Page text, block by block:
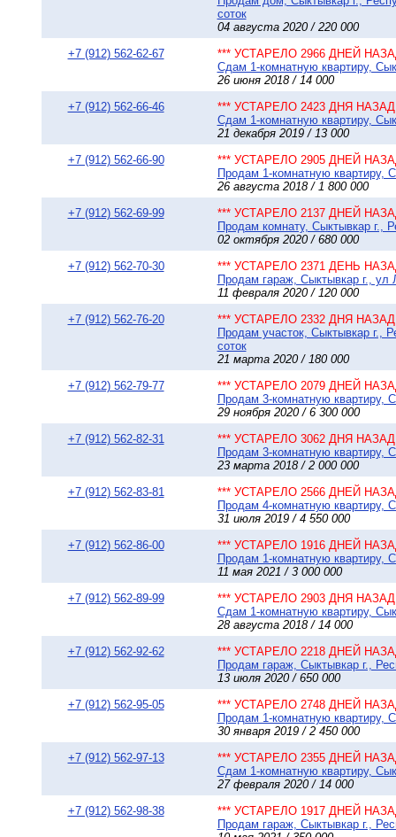
соток
04 августа 2020 / 220 000
+7 (912) 562-62-67
*** УСТАРЕЛО 2966 ДНЕЙ
Сдам 1-комнатную квартиру,
26 июня 2018 / 14 000
+7 (912) 562-66-46
*** УСТАРЕЛО 2423 ДНЯ НАЗАД
Сдам 1-комнатную квартиру,
21 декабря 2019 / 13 000
+7 (912) 562-66-90
*** УСТАРЕЛО 2905 ДНЕЙ
Продам 1-комнатную квартиру,
26 августа 2018 / 1 800 000
+7 (912) 562-69-99
*** УСТАРЕЛО 2137 ДНЕЙ
Продам комнату, Сыктывкар г.,
02 октября 2020 / 680 000
+7 (912) 562-70-30
*** УСТАРЕЛО 2371 ДЕНЬ
Продам гараж, Сыктывкар г., ул
11 февраля 2020 / 120 000
+7 (912) 562-76-20
*** УСТАРЕЛО 2332 ДНЯ НАЗАД
Продам участок, Сыктывкар г.,
соток
21 марта 2020 / 180 000
+7 (912) 562-79-77
*** УСТАРЕЛО 2079 ДНЕЙ
Продам 3-комнатную квартиру,
29 ноября 2020 / 6 300 000
+7 (912) 562-82-31
*** УСТАРЕЛО 3062 ДНЯ НАЗАД
Продам 3-комнатную квартиру,
23 марта 2018 / 2 000 000
+7 (912) 562-83-81
*** УСТАРЕЛО 2566 ДНЕЙ
Продам 4-комнатную квартиру,
31 июля 2019 / 4 550 000
+7 (912) 562-86-00
*** УСТАРЕЛО 1916 ДНЕЙ
Продам 1-комнатную квартиру,
11 мая 2021 / 3 000 000
+7 (912) 562-89-99
*** УСТАРЕЛО 2903 ДНЯ НАЗАД
Сдам 1-комнатную квартиру,
28 августа 2018 / 14 000
+7 (912) 562-92-62
*** УСТАРЕЛО 2218 ДНЕЙ
Продам гараж, Сыктывкар г.,
13 июля 2020 / 650 000
+7 (912) 562-95-05
*** УСТАРЕЛО 2748 ДНЕЙ
Продам 1-комнатную квартиру,
30 января 2019 / 2 450 000
+7 (912) 562-97-13
*** УСТАРЕЛО 2355 ДНЕЙ
Сдам 1-комнатную квартиру,
27 февраля 2020 / 14 000
+7 (912) 562-98-38
*** УСТАРЕЛО 1917 ДНЕЙ
Продам гараж, Сыктывкар г.,